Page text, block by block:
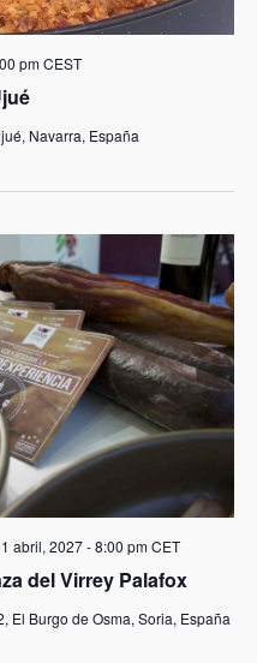
pm CEST
Navarra, España
del Virrey Palafox
abril, 2027 - 8:00 pm CET
El Burgo de Osma, Soria, España